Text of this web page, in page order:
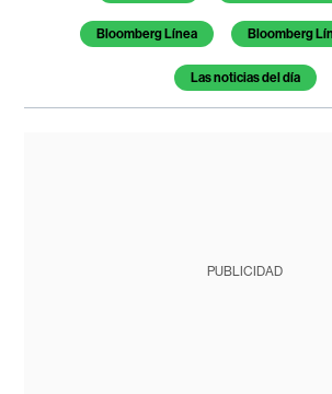
Bloomberg Línea Bloomberg
Las noticias del día
PUBLICIDAD